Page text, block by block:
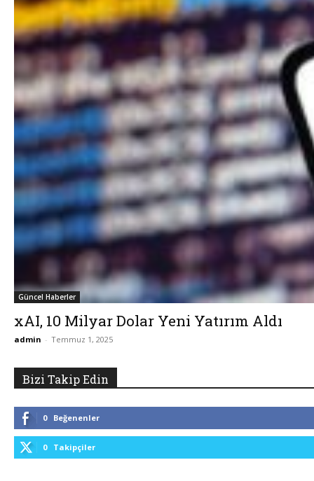
Güncel Haberler
xAI, 10 Milyar Dolar Yeni Yatırım Aldı
admin - Temmuz 1, 2025
Bizi Takip Edin
0 Beğenenler
0 Takipçiler